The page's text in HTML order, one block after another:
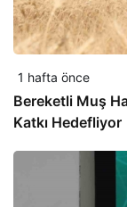
1 hafta önce
Bereketli Muş
Katkı Hedefliyor